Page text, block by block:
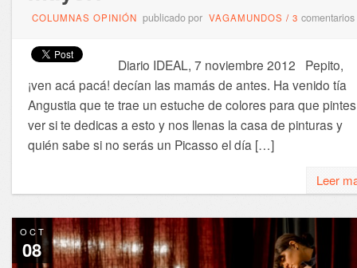
COLUMNAS OPINIÓN publicado por VAGAMUNDOS / 3 comentarios
Diario IDEAL, 7 noviembre 2012 Pepito,
¡ven acá pacá! decían las mamás de antes. Ha venido tía
Angustia que te trae un estuche de colores para que
ver si te dedicas a esto y nos llenas la casa de pinturas y
quién sabe si no serás un Picasso el día […]
Leer
OCT
08